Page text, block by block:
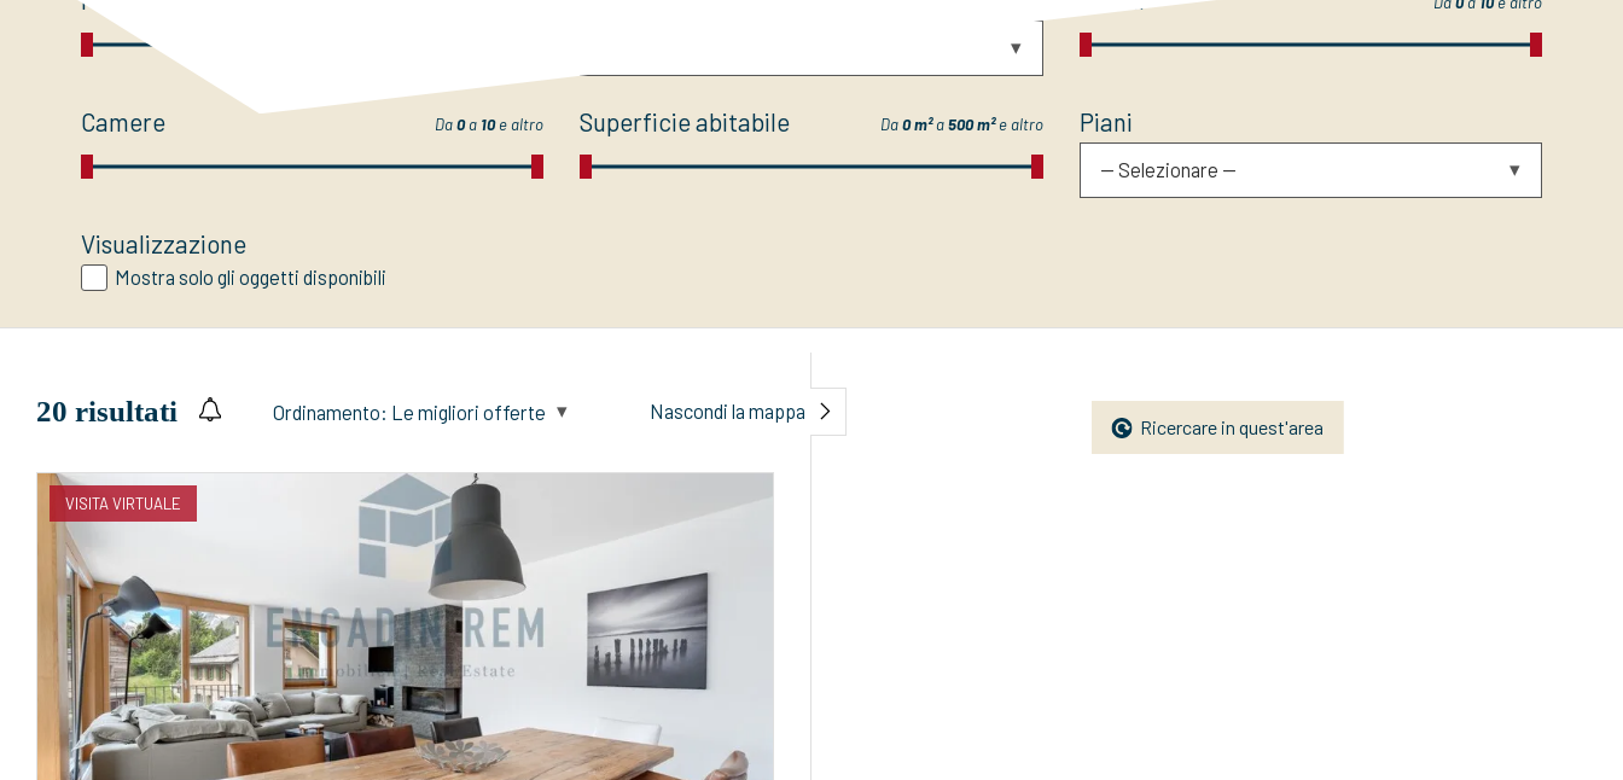
Camere Da 0a 10 e altro Superficie abitabile Da 0 m² a 500 m² e altro Piani
-- Selezionare --
Visualizzazione
Mostra solo gli oggetti disponibili
20 risultati Ordinamento: Le migliori offerte Nascondi la mappa
VISITA VIRTUALE
Ricercare in quest'area